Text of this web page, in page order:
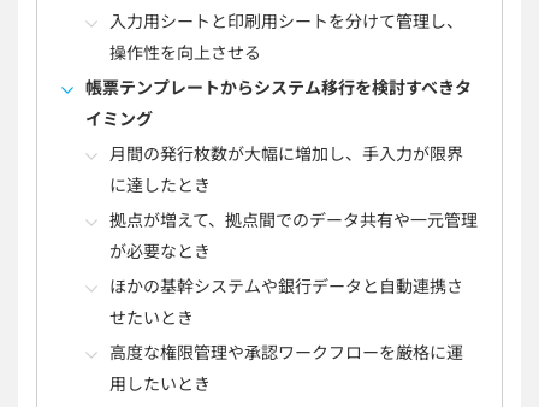
入力用シートと印刷用シートを分けて管理し、
操作性を向上させる
帳票テンプレートからシステム移行を検討すべきタ
イミング
月間の発行枚数が大幅に増加し、手入力が限界
に達したとき
拠点が増えて、拠点間でのデータ共有や一元管理
が必要なとき
ほかの基幹システムや銀行データと自動連携さ
せたいとき
高度な権限管理や承認ワークフローを厳格に運
用したいとき